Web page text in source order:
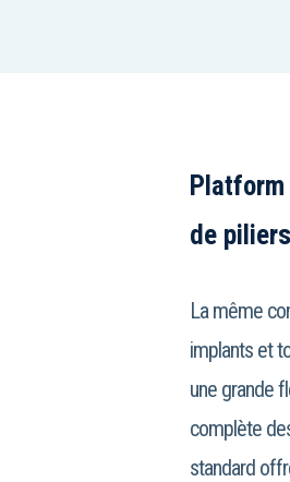
de piliers
La même
implants et
une grande
complète
standard